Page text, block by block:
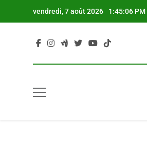
vendredi, 7 août 2026 1:45:07 PM